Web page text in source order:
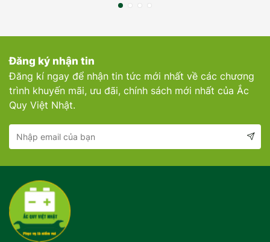
Đăng ký nhận tin
Đăng kí ngay để nhận tin tức mới nhất về các chương
trình khuyến mãi, ưu đãi, chính sách mới nhất của Ắc
Quy Việt Nhật.